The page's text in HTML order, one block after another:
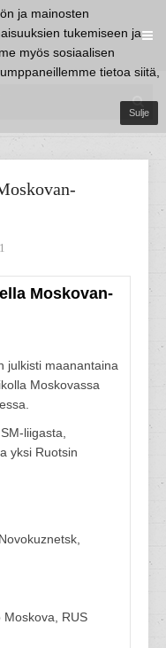
ja mainosten
tukemiseen ja
myös sosiaalisen
tietoa siitä,
Sulje
Moskovan-
julkisti maanantaina
Moskovassa
liigasta,
yksi Ruotsin
Moskova, RUS